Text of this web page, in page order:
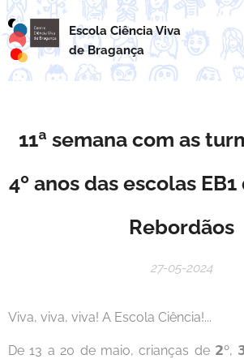
Escola Ciência Viva
deBragança
11ª semana com as
4º anos das escolas EB1
Rebordãos
27-05-2024
Viva, viva, viva! A Escola Ciência!...
De 13 a 20 de maio, crianças de 𝟮º,